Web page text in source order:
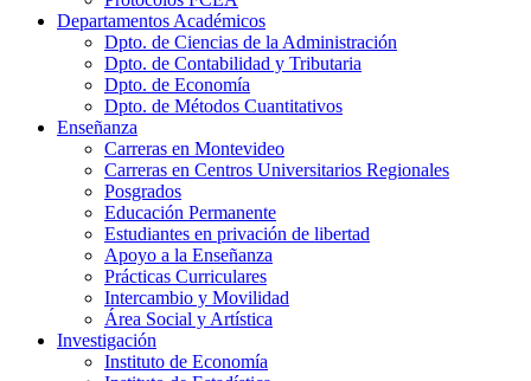
Departamentos Académicos
Dpto. de Ciencias de la Administración
Dpto. de Contabilidad y Tributaria
Dpto. de Economía
Dpto. de Métodos Cuantitativos
Enseñanza
Carreras en Montevideo
Carreras en Centros Universitarios Regionales
Posgrados
Educación Permanente
Estudiantes en privación de libertad
Apoyo a la Enseñanza
Prácticas Curriculares
Intercambio y Movilidad
Área Social y Artística
Investigación
Instituto de Economía